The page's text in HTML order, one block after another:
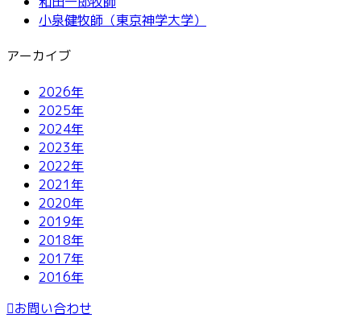
小泉健牧師（東京神学大学）
アーカイブ
2026年
2025年
2024年
2023年
2022年
2021年
2020年
2019年
2018年
2017年
2016年
お問い合わせ